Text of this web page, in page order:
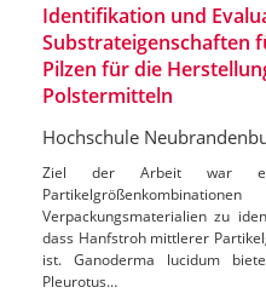
Identifikation und
Substrateigenschaften
Pilzen für die
Polstermitteln
Hochschule
Ziel der Arbeit war
Verpackungsmaterialien zu
dass Hanfstroh mittlerer
ist. Ganoderma lucidum
Pleurotus…